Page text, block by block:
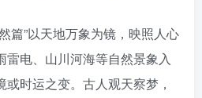
篇”以天地万象为镜，映照人心
雷电、山川河海等自然景象入
时运之变。古人观天察梦，